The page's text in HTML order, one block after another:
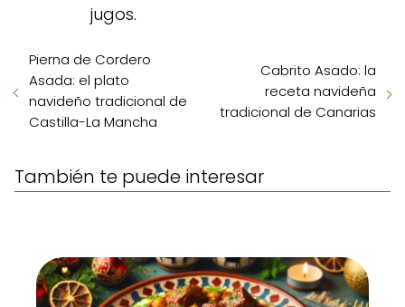
jugos.
Pierna de Cordero
Asada: el plato
navideño tradicional de
Castilla-La Mancha
Cabrito Asado: la
receta navideña
tradicional de Canarias
También te puede interesar